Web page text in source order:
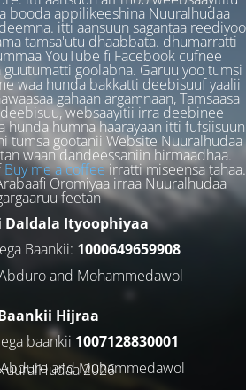
booda appilikeeshina Nuuralhudaa
itti aansuun sagantaa reediyoo
tamsa'utu dhaabbata. dhumarratti
YouTube fi Facebook cufnee
goolabna. Garuu yoo tumsi
waa hunda bakkatti deebisuuf yaalii
gahaan argamnaan, Tamsaasa
websaayitii irra deebinee
hunda humna haarayaan itti fufsiisuun
tumsa gootanii Website Nuuralhudaa
waan dandeessaniin hirmaadhaa.
Buy me a coffeeirratti miseensa tahaa.
Oromiyaa irraa Nuuralhudaa
feetan
Daldala Ityoophiyaa
Baankii: 1000649659908
and Mohammedawol
Hijraa
baankii 1007128830001
and Muhammedawol
2026